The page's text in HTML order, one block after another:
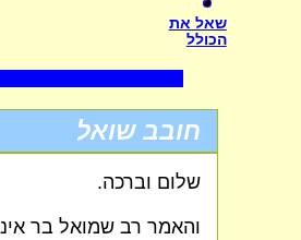
שאל את
הכולל
חובב שואל
שלום וברכה.
והאמר רב שמואל בר